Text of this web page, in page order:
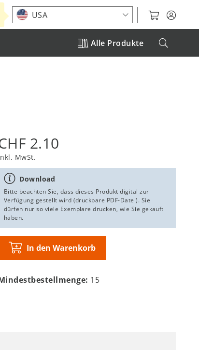
Standort auswählen
Alle Produkte
USA
2.10
MwSt.
Download
Bitte beachten Sie, dass dieses Produkt digital zur
Verfügung gestellt wird (druckbare PDF-Datei). Sie
dürfen nur so viele Exemplare drucken, wie Sie gekauft
haben.
In den Warenkorb
15